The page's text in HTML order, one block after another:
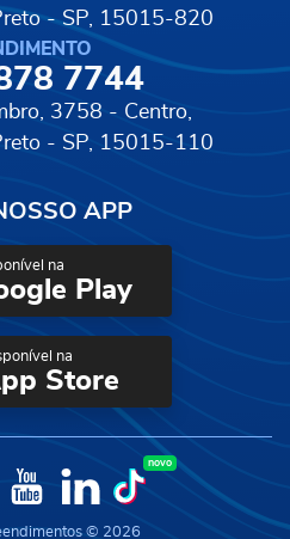
- SP, 15015-820
7744
3758 - Centro,
- SP, 15015-110
APP
na
Play
na
Store
YouTubeLinkedIn
novo
TikTok
© 2026